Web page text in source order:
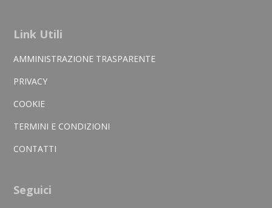
Link Utili
AMMINISTRAZIONE TRASPARENTE
PRIVACY
COOKIE
TERMINI E CONDIZIONI
CONTATTI
Seguici